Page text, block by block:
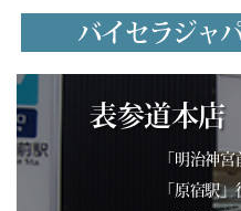
バイセラジャ
表参道本
「明治神
「原宿駅